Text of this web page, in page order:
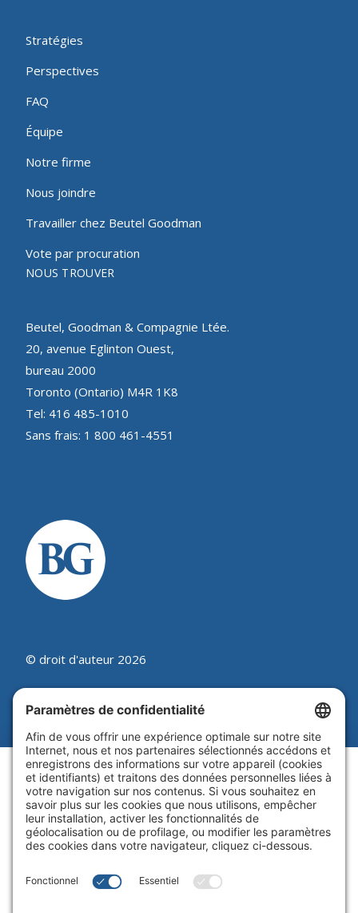
Stratégies
Perspectives
FAQ
Équipe
Notre firme
Nous joindre
Travailler chez Beutel Goodman
Vote par procuration
NOUS TROUVER
Beutel, Goodman & Compagnie Ltée.
20, avenue Eglinton Ouest,
bureau 2000
Toronto (Ontario) M4R 1K8
Tel: 416 485-1010
Sans frais: 1 800 461-4551
© droit d'auteur 2026
Juridique | Politique sur les témoins
|Processus de synthèse des
plaintes|Politique de
confidentialité|Paramètres de
confidentialité